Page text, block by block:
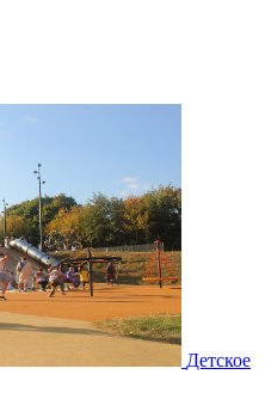
Детское